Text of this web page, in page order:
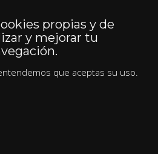
propias y de
y mejorar tu
que aceptas su uso.